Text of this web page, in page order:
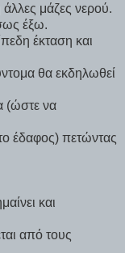
μάζες νερού.
έξω.
έκταση και
θα εκδηλωθεί
(ώστε να
έδαφος) πετώντας
και
από τους